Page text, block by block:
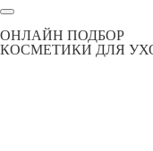
ОНЛАЙН ПОДБОР
КОСМЕТИКИ ДЛЯ